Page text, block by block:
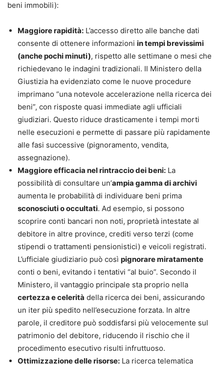
beni immobili):
Maggiore rapidità: L’accesso diretto alle banche dati
consente di ottenere informazioni in tempi brevissimi
(anche pochi minuti), rispetto alle settimane o mesi che
richiedevano le indagini tradizionali. Il Ministero della
Giustizia ha evidenziato come le nuove procedure
imprimano “una notevole accelerazione nella ricerca dei
beni”, con risposte quasi immediate agli ufficiali
giudiziari. Questo riduce drasticamente i tempi morti
nelle esecuzioni e permette di passare più rapidamente
alle fasi successive (pignoramento, vendita,
assegnazione).
Maggiore efficacia nel rintraccio dei beni: La
possibilità di consultare un’ampia gamma di archivi
aumenta le probabilità di individuare beni prima
sconosciuti o occultati. Ad esempio, si possono
scoprire conti bancari non noti, proprietà intestate al
debitore in altre province, crediti verso terzi (come
stipendi o trattamenti pensionistici) e veicoli registrati.
L’ufficiale giudiziario può così pignorare miratamente
conti o beni, evitando i tentativi “al buio”. Secondo il
Ministero, il vantaggio principale sta proprio nella
certezza e celerità della ricerca dei beni, assicurando
un iter più spedito nell’esecuzione forzata. In altre
parole, il creditore può soddisfarsi più velocemente sul
patrimonio del debitore, riducendo il rischio che il
procedimento esecutivo risulti infruttuoso.
Ottimizzazione delle risorse: La ricerca telematica